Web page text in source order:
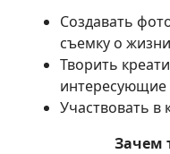
Создавать
съемку о
Творить
Участвовать в
Зачем